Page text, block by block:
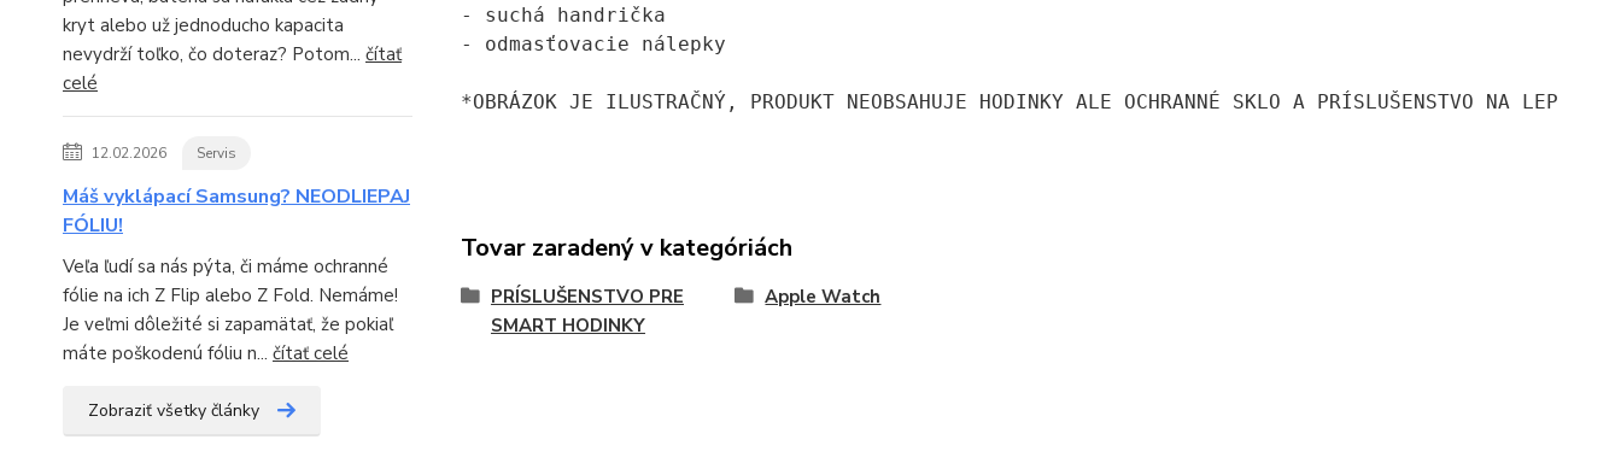
kryt alebo už jednoducho kapacita
nevydrží toľko, čo doteraz? Potom... čítať
celé
12.02.2026 Servis
Máš vyklápací Samsung? NEODLIEPAJ
FÓLIU!
Veľa ľudí sa nás pýta, či máme ochranné
fólie na ich Z Flip alebo Z Fold. Nemáme!
Je veľmi dôležité si zapamätať, že pokiaľ
máte poškodenú fóliu n... čítať celé
Zobraziť všetky články
- suchá handrička
- odmasťovacie nálepky
*OBRÁZOK JE ILUSTRAČNÝ, PRODUKT NEOBSAHUJE HODINKY ALE OCHRANNÉ SKLO A PRÍSLUŠENSTVO NA
Tovar zaradený v kategóriách
PRÍSLUŠENSTVO PRE
SMART HODINKY
Apple Watch